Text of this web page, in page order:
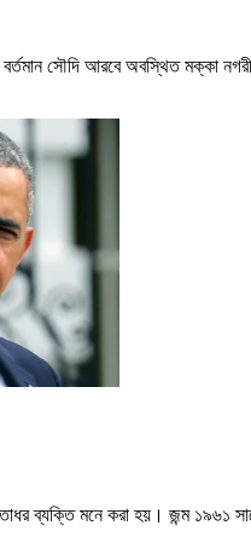
বর্তমান সৌদি আরবে অবস্থিত মক্কা
ব্যক্তি মনে করা হয়। জন্ম ১৯৬১